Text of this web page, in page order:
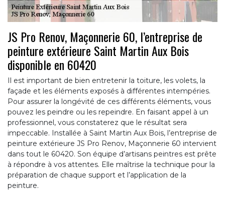
JS Pro Renov, Maçonnerie 60, l’entreprise de
peinture extérieure Saint Martin Aux Bois
disponible en 60420
Il est important de bien entretenir la toiture, les volets, la
façade et les éléments exposés à différentes intempéries.
Pour assurer la longévité de ces différents éléments, vous
pouvez les peindre ou les repeindre. En faisant appel à un
professionnel, vous constaterez que le résultat sera
impeccable. Installée à Saint Martin Aux Bois, l’entreprise de
peinture extérieure JS Pro Renov, Maçonnerie 60 intervient
dans tout le 60420. Son équipe d’artisans peintres est prête
à répondre à vos attentes. Elle maîtrise la technique pour la
préparation de chaque support et l’application de la
peinture.